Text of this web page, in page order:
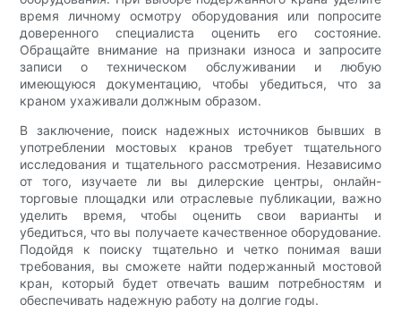
время личному осмотру оборудования или попросите
доверенного специалиста оценить его состояние.
Обращайте внимание на признаки износа и запросите
записи о техническом обслуживании и любую
имеющуюся документацию, чтобы убедиться, что за
краном ухаживали должным образом.
В заключение, поиск надежных источников бывших в
употреблении мостовых кранов требует тщательного
исследования и тщательного рассмотрения. Независимо
от того, изучаете ли вы дилерские центры, онлайн-
торговые площадки или отраслевые публикации, важно
уделить время, чтобы оценить свои варианты и
убедиться, что вы получаете качественное оборудование.
Подойдя к поиску тщательно и четко понимая ваши
требования, вы сможете найти подержанный мостовой
кран, который будет отвечать вашим потребностям и
обеспечивать надежную работу на долгие годы.